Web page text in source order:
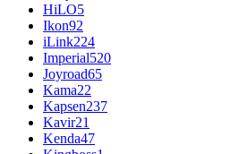
HiLO5
Ikon92
iLink224
Imperial520
Joyroad65
Kama22
Kapsen237
Kavir21
Kenda47